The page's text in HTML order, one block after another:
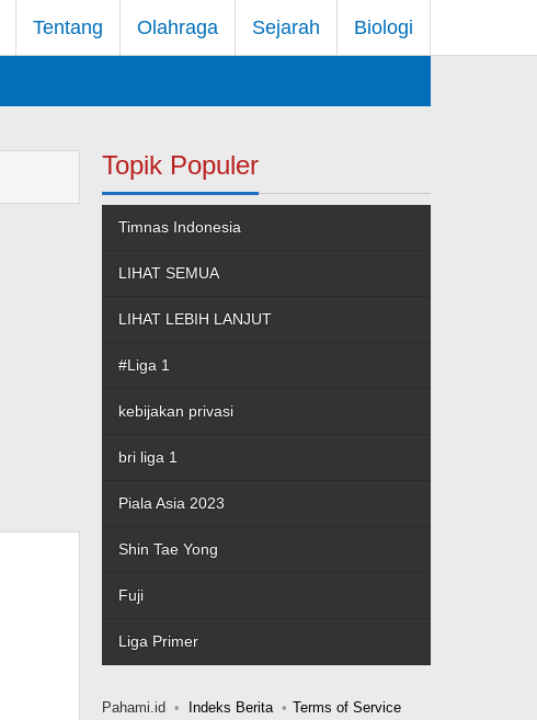
Tentang Olahraga Sejarah Biologi
Topik Populer
Timnas Indonesia
LIHAT SEMUA
LIHAT LEBIH LANJUT
#Liga 1
kebijakan privasi
bri liga 1
Piala Asia 2023
Shin Tae Yong
Fuji
Liga Primer
Pahami.id Indeks Berita Terms of Service